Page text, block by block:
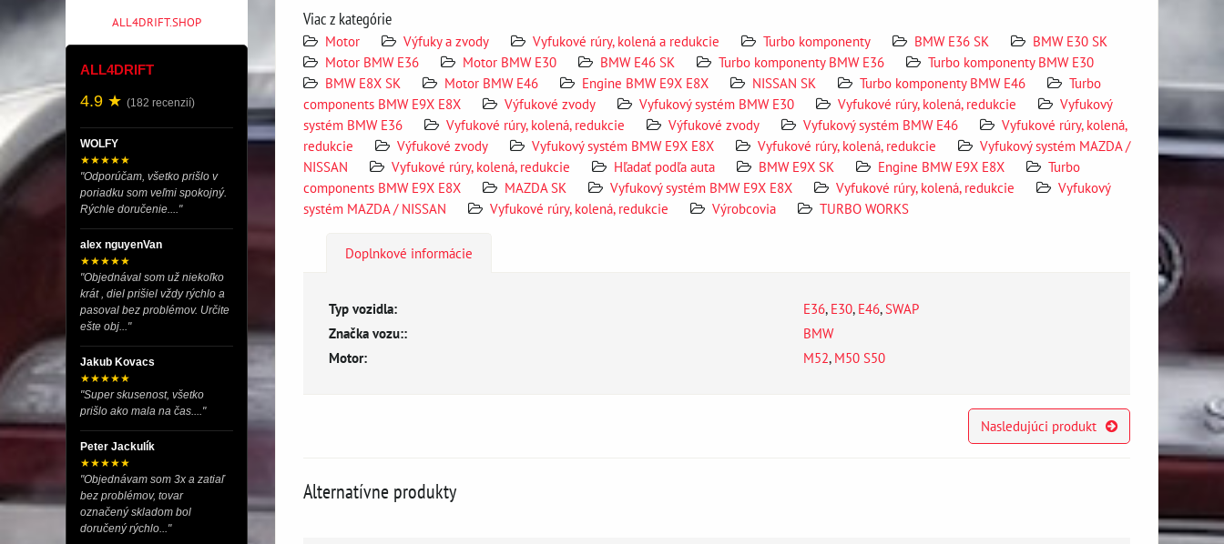
Viac z kategórie
Motor Výfuky a zvody Vyfukové rúry, kolená a redukcie Turbo komponenty BMW E36 SK
BMW E30 SK
Motor BMW E36
Motor BMW E30 BMW E46 SK Turbo komponenty BMW E36
Turbo komponenty BMW E30
BMW E8X SK
Motor BMW E46 Engine BMW E9X E8X NISSAN SK Turbo komponenty BMW E46
Turbo
components BMW E9X E8X
Výfukové zvody Vyfukový systém BMW E30 Vyfukové rúry, kolená, redukcie
Vyfukový
systém BMW E36
Vyfukové rúry, kolená, redukcie Výfukové zvody Vyfukový systém BMW E46
Vyfukové rúry, kolená,
redukcie
Výfukové zvody Vyfukový systém BMW E9X E8X Vyfukové rúry, kolená, redukcie
Vyfukový systém MAZDA /
NISSAN
Vyfukové rúry, kolená, redukcie Hľadať podľa auta BMW E9X SK Engine BMW E9X E8X
Turbo
components BMW E9X E8X
MAZDA SK Vyfukový systém BMW E9X E8X Vyfukové rúry, kolená, redukcie
Vyfukový
systém MAZDA / NISSAN
Vyfukové rúry, kolená, redukcie Výrobcovia TURBO WORKS
Doplnkové informácie
Typ vozidla: E36, E30, E46,SWAP
Značka vozu::
BMW
Motor:
M52, M50 S50
Nasledujúci produkt
Alternatívne produkty
ALL4DRIFT.SHOP
ALL4DRIFT
4.9 ★ (182 recenzií)
WOLFY
★★★★★
"Odporúčam, všetko prišlo v
poriadku som veľmi spokojný.
Rýchle doručenie...."
alex nguyenVan
★★★★★
"Objednával som už niekoľko
krát , diel prišiel vždy rýchlo a
pasoval bez problémov. Určite
ešte obj..."
Jakub Kovacs
★★★★★
"Super skusenost, všetko
prišlo ako mala na čas...."
Peter Jackulík
★★★★★
"Objednávam som 3x a zatiaľ
bez problémov, tovar
označený skladom bol
doručený rýchlo..."